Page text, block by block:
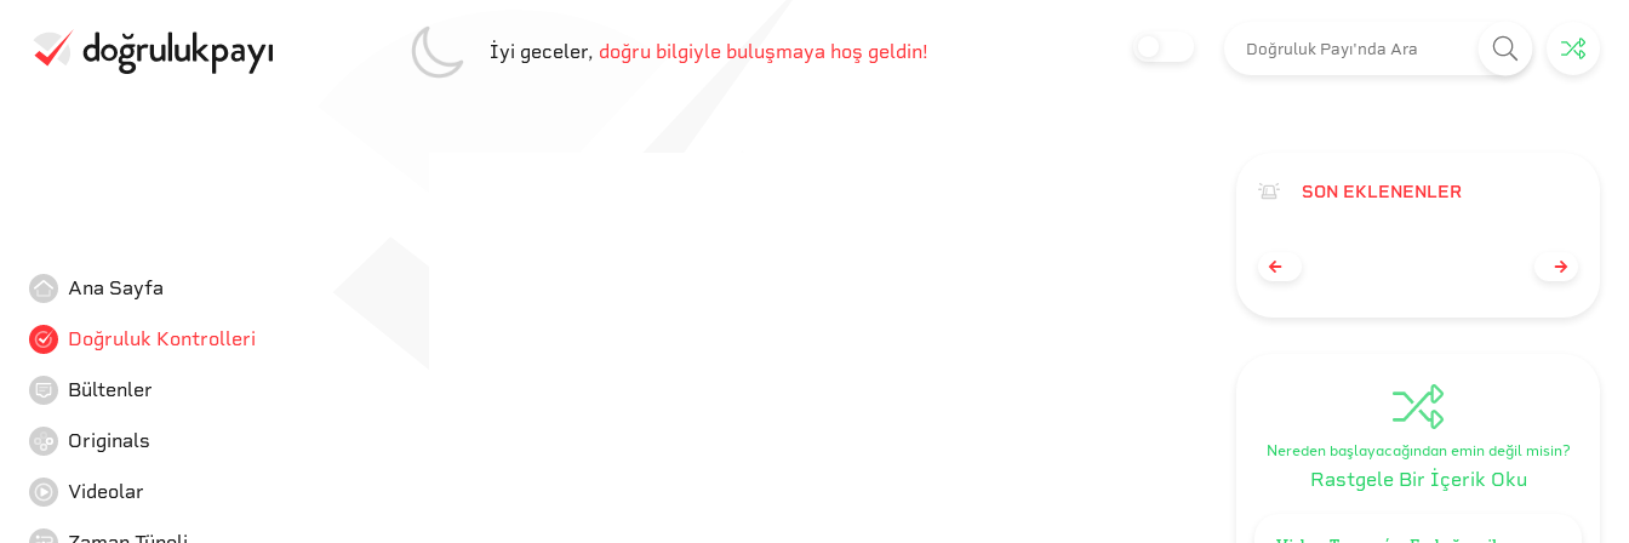
İyi geceler, doğru bilgiyle buluşmaya hoş geldin!
Ana Sayfa
Doğruluk Kontrolleri
Bültenler
Originals
Videolar
SON EKLENENLER
Nereden başlayacağından emin değil misin?
Rastgele Bir İçerik Oku